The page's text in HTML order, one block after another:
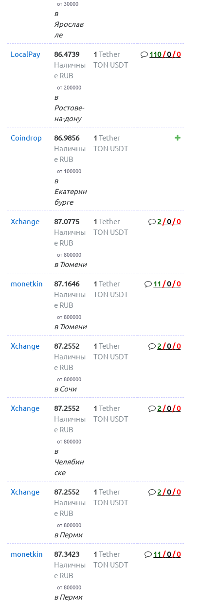
от 30000
в
Ярослав
ле
LocalPay
86.4739
Наличны
е RUB
от 200000
в
Ростове-
на-дону
1 Tether
TON USDT
110/0/0
Coindrop
86.9856
Наличны
е RUB
от 100000
в
Екатерин
бурге
1 Tether
TON USDT
Xchange
87.0775
Наличны
е RUB
от 800000
в Тюмени
1 Tether
TON USDT
2 /0/0
monetkin
87.1646
Наличны
е RUB
от 800000
в Тюмени
1 Tether
TON USDT
11 /0/0
Xchange
87.2552
Наличны
е RUB
от 800000
в Сочи
1 Tether
TON USDT
2 /0/0
Xchange
87.2552
Наличны
е RUB
от 800000
в
Челябин
ске
1 Tether
TON USDT
2 /0/0
Xchange
87.2552
Наличны
е RUB
от 800000
в Перми
1 Tether
TON USDT
2 /0/0
monetkin
87.3423
Наличны
е RUB
от 800000
в Перми
1 Tether
TON USDT
11 /0/0